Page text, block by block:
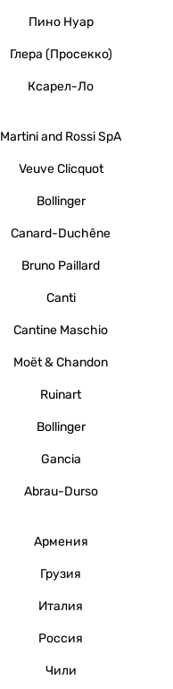
Пино Нуар
Глера (Просекко)
Ксарел-Ло
Martini and Rossi SpA
Veuve Clicquot
Bollinger
Canard-Duchêne
Bruno Paillard
Canti
Cantine Maschio
Moët & Chandon
Ruinart
Bollinger
Gancia
Abrau-Durso
Армения
Грузия
Италия
Россия
Чили